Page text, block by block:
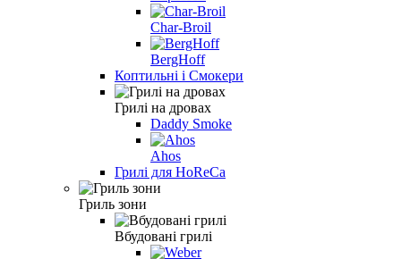
Char-Broil
BergHoff
Коптильні і Смокери
Грилі на дровах
Daddy Smoke
Ahos
Грилі для HoReCa
Гриль зони
Вбудовані грилі